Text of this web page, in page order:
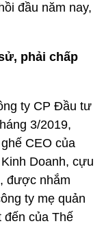
đầu năm nay,
phải chấp
ty CP Đầu tư
3/2019,
CEO của
Doanh, cựu
được nhắm
ty mẹ quản
đến của Thế